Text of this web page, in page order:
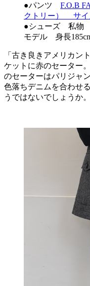
●パンツ F.O.B
クトリー） サイ
●シューズ 私物
モデル 身長
「古き良きアメリカン
ケットに赤のセーター
のセーターはパリジャ
色落ちデニムを合わせ
うではないでしょうか。